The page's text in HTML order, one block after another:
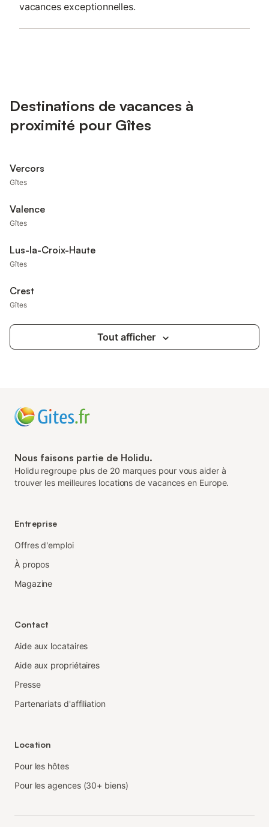
vacances exceptionnelles.
Destinations de vacances à
proximité pour Gîtes
Vercors
Gîtes
Valence
Gîtes
Lus-la-Croix-Haute
Gîtes
Crest
Gîtes
Tout afficher
Nous faisons partie de Holidu.
Holidu regroupe plus de 20 marques pour vous aider à
trouver les meilleures locations de vacances en Europe.
Entreprise
Offres d'emploi
À propos
Magazine
Contact
Aide aux locataires
Aide aux propriétaires
Presse
Partenariats d'affiliation
Location
Pour les hôtes
Pour les agences (30+ biens)